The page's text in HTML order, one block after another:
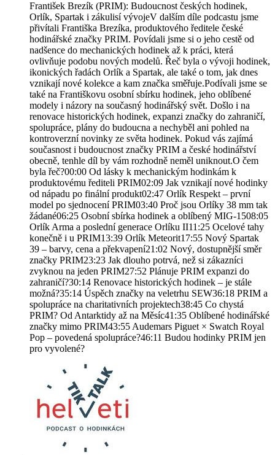
František Brezík (PRIM): Budoucnost českých hodinek,
Orlík, Spartak i zákulisí vývojeV dalším díle podcastu jsme
přivítali Františka Brezíka, produktového ředitele české
hodinářské značky PRIM. Povídali jsme si o jeho cestě od
nadšence do mechanických hodinek až k práci, která
ovlivňuje podobu nových modelů. Řeč byla o vývoji hodinek,
ikonických řadách Orlík a Spartak, ale také o tom, jak dnes
vznikají nové kolekce a kam značka směřuje.Podívali jsme se
také na Františkovu osobní sbírku hodinek, jeho oblíbené
modely i názory na současný hodinářský svět. Došlo i na
renovace historických hodinek, expanzi značky do zahraničí,
spolupráce, plány do budoucna a nechyběl ani pohled na
kontroverzní novinky ze světa hodinek. Pokud vás zajímá
současnost i budoucnost značky PRIM a české hodinářství
obecně, tenhle díl by vám rozhodně neměl uniknout.O čem
byla řeč?00:00 Od lásky k mechanickým hodinkám k
produktovému řediteli PRIM02:09 Jak vznikají nové hodinky
od nápadu po finální produkt02:47 Orlík Respekt – první
model po sjednocení PRIM03:40 Proč jsou Orlíky 38 mm tak
žádané06:25 Osobní sbírka hodinek a oblíbený MIG-1508:05
Orlík Arma a poslední generace Orlíku II11:25 Ocelové tahy
konečně i u PRIM13:39 Orlík Meteorit17:55 Nový Spartak
39 – barvy, cena a překvapení21:02 Nový, dostupnější směr
značky PRIM23:23 Jak dlouho potrvá, než si zákazníci
zvyknou na jeden PRIM27:52 Plánuje PRIM expanzi do
zahraničí?30:14 Renovace historických hodinek – je stále
možná?35:14 Úspěch značky na veletrhu SEW36:18 PRIM a
spolupráce na charitativních projektech38:45 Co chystá
PRIM? Od Antarktidy až na Měsíc41:35 Oblíbené hodinářské
značky mimo PRIM43:55 Audemars Piguet × Swatch Royal
Pop – povedená spolupráce?46:11 Budou hodinky PRIM jen
pro vyvolené?